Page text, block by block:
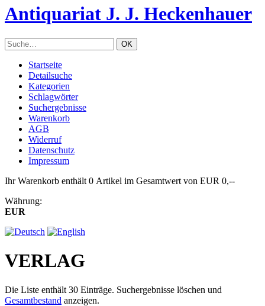
Antiquariat J. J. Heckenhauer
Startseite
Detailsuche
Kategorien
Schlagwörter
Suchergebnisse
Warenkorb
AGB
Widerruf
Datenschutz
Impressum
Ihr Warenkorb enthält 0 Artikel im Gesamtwert von EUR 0,--
Währung:
EUR
VERLAG
Die Liste enthält 30 Einträge. Suchergebnisse löschen und
Gesamtbestand anzeigen.